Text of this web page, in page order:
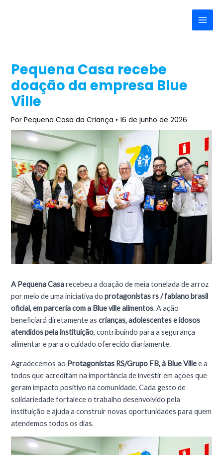
Main
Menu
Pequena Casa recebe
doação da empresa Blue
Ville
PorPequena Casa da Criança •16 de junho de 2026
A Pequena Casarecebeu a doação de meia tonelada de arroz
por meio de uma iniciativa do protagonistas rs / fabiano brasil
oficial, em parceria com a Blue ville alimentos. A ação
beneficiará diretamente ascrianças, adolescentes e idosos
atendidos pela instituição, contribuindo para a segurança
alimentar e para o cuidado oferecido diariamente.
Agradecemos ao Protagonistas RS/Grupo FB, à Blue Villee a
todos que acreditam na importância de investir em ações que
geram impacto positivo na comunidade. Cada gesto de
solidariedade fortalece o trabalho desenvolvido pela
instituição e ajuda a construir novas oportunidades para quem
atendemos todos os dias.